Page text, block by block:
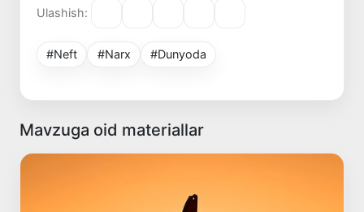
Ulashish:
#Neft #Narx #Dunyoda
Mavzuga oid materiallar